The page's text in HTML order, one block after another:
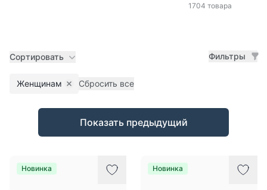
1704 товара
Сортировать Фильтры
Женщинам Remove filter
Сбросить все
Товары
Показать предыдущий
Новинка Новинка